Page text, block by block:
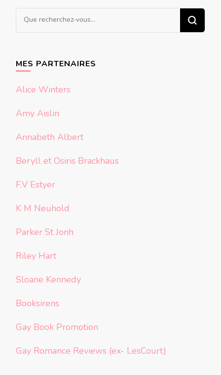
Vous
recherchiez
MES PARTENAIRES
Alice Winters
Amy Aislin
Annabeth Albert
Beryll et Osiris Brackhaus
F.V Estyer
K M Neuhold
Parker St Jonh
Riley Hart
Sloane Kennedy
Booksirens
Gay Book Promotion
Gay Romance Reviews (ex- LesCourt)